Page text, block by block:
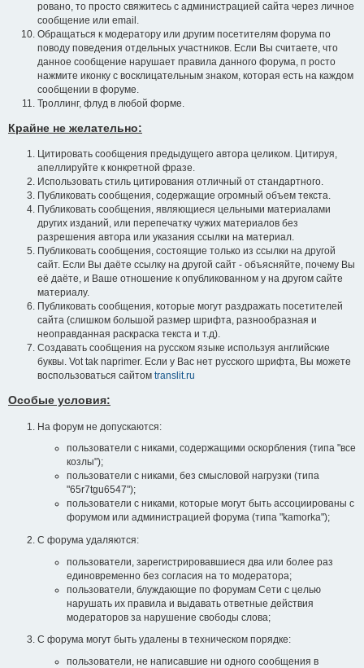
ровано, то просто свяжитесь с администрацией сайта через личное
сообщение или email.
Обращаться к модератору или другим посетителям форума по
поводу поведения отдельных участников. Если Вы считаете, что
данное сообщение нарушает правила данного форума, п росто
нажмите иконку с восклицательным знаком, которая есть на каждом
сообщении в форуме.
Троллинг, флуд в любой форме.
Крайне не желательно:
Цитировать сообщения предыдущего автора целиком. Цитируя,
апеллируйте к конкретной фразе.
Использовать стиль цитирования отличный от стандартного.
Публиковать сообщения, содержащие огромный объем текста.
Публиковать сообщения, являющиеся цельными материалами
других изданий, или перепечатку чужих материалов без
разрешения автора или указания ссылки на материал.
Публиковать сообщения, состоящие только из ссылки на другой
сайт. Если Вы даёте ссылку на другой сайт - объясняйте, почему Вы
её даёте, и Ваше отношение к опубликованном у на другом сайте
материалу.
Публиковать сообщения, которые могут раздражать посетителей
сайта (слишком большой размер шрифта, разнообразная и
неоправданная раскраска текста и т.д).
Создавать сообщения на русском языке используя английские
буквы. Vot tak naprimer. Если у Вас нет русского шрифта, Вы можете
воспользоваться сайтом translit.ru
Особые условия:
На форум не допускаются:
пользователи с никами, содержащими оскорбления (типа "все
козлы");
пользователи с никами, без смысловой нагрузки (типа
"65r7tgu6547");
пользователи с никами, которые могут быть ассоциированы с
форумом или администрацией форума (типа "kamorka");
С форума удаляются:
пользователи, зарегистрировавшиеся два или более раз
единовременно без согласия на то модератора;
пользователи, блуждающие по форумам Сети с целью
нарушать их правила и выдавать ответные действия
модераторов за нарушение свободы слова;
С форума могут быть удалены в техническом порядке:
пользователи, не написавшие ни одного сообщения в